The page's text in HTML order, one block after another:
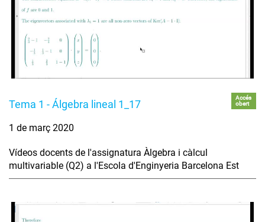
Tema 1 - Álgebra lineal 1_17
Accés
obert
1 de març 2020
Vídeos docents de l'assignatura Àlgebra i càlcul
multivariable (Q2) a l'Escola d'Enginyeria Barcelona Est